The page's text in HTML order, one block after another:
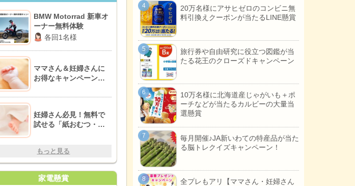
BMW Motorrad 新車オ
ーナー無料体験
各回1名様
ママさん＆妊婦さんに
お得なキャンペーンが
妊婦さん必見！無料で
試せる「紙おむつ・粉
もっと見る
家電懸賞
20万名様にアサヒゼロのコンビニ無
料引換えクーポンが当たるLINE懸賞
旅行券や自由研究に役立つ図鑑が当
たる花王のクローズドキャンペーン
10万名様に北海道産じゃがいも＋ポ
ーチなどが当たるカルビーの大量当
選懸賞
毎月開催♪JA新いわての特産品が当た
る脳トレクイズキャンペーン！
全プレもアリ【ママさん・妊婦さん